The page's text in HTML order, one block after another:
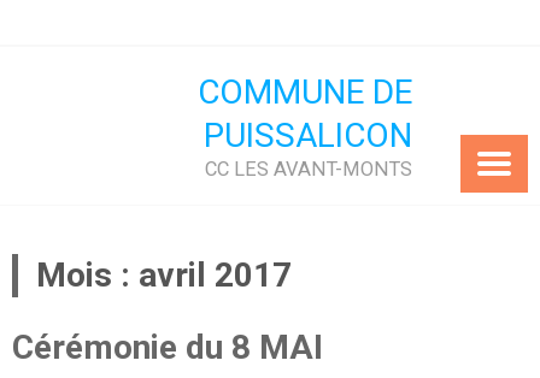
COMMUNE DE
PUISSALICON
CC LES AVANT-MONTS
Mois : avril 2017
Cérémonie du 8 MAI